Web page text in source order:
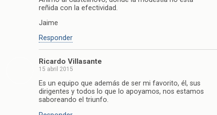
reñida con la efectividad.
Jaime
Responder
Ricardo Villasante
15 abril 2015
Es un equipo que además de ser mi favorito, él, sus
dirigentes y todos lo que lo apoyamos, nos estamos
saboreando el triunfo.